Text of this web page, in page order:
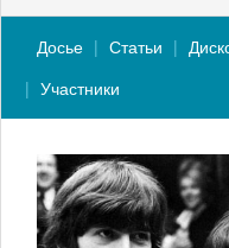
Досье Статьи
Участники